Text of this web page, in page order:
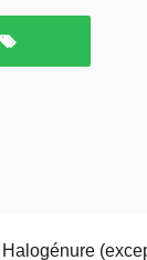
Halogénure